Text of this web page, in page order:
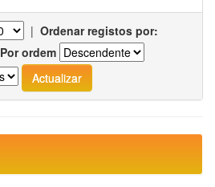
| Ordenar registos por:
Por ordem